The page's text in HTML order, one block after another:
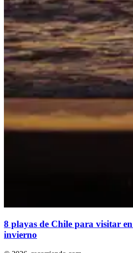
8 playas de Chile para visitar en
invierno